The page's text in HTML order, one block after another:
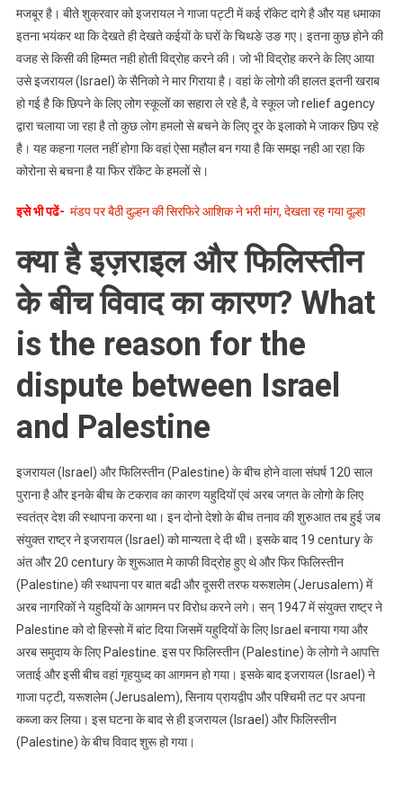
और
फिलिस्तीन
का
आमने
सामने
आ
जाते
क्या
दोनों
विवाद
की
असली
वजह?
मजबूर है। बीते शुक्रवार को इजरायल ने गाजा पट्टी में कई रॉकेट दागे है और यह धमाका
इतना भयंकर था कि देखते ही देखते कईयों के घरों के चिथङे उङ गए। इतना कुछ होने की
वजह से किसी की हिम्मत नही होती विद्रोह करने की। जो भी विद्रोह करने के लिए आया
उसे इजरायल (Israel) के सैनिको ने मार गिराया है। वहां के लोगो की हालत इतनी खराब
हो गई है कि छिपने के लिए लोग स्कूलों का सहारा ले रहे है, वे स्कूल जो relief agency
द्वारा चलाया जा रहा है तो कुछ लोग हमलो से बचने के लिए दूर के इलाको मे जाकर छिप रहे
है। यह कहना गलत नहीं होगा कि वहां ऐसा महौल बन गया है कि समझ नही आ रहा कि
कोरोना से बचना है या फिर रॉकेट के हमलों से।
इसे भी पढें- मंडप पर बैठी दुल्हन की सिरफिरे आशिक ने भरी मांग, देखता रह गया दूल्हा
क्या है इज़राइल और फिलिस्तीन
के बीच विवाद का कारण? What
is the reason for the
dispute between Israel
and Palestine
इजरायल (Israel) और फिलिस्तीन (Palestine) के बीच होने वाला संघर्ष 120 साल
पुराना है और इनके बीच के टकराव का कारण यहुदियों एवं अरब जगत के लोगो के लिए
स्वतंत्र देश की स्थापना करना था। इन दोनो देशो के बीच तनाव की शुरुआत तब हुई जब
संयुक्त राष्ट्र ने इजरायल (Israel) को मान्यता दे दी थी। इसके बाद 19 century के
अंत और 20 century के शुरूआत मे काफी विद्रोह हुए थे और फिर फिलिस्तीन
(Palestine) की स्थापना पर बात बढी और दूसरी तरफ यरूशलेम (Jerusalem) में
अरब नागरिकों ने यहुदियों के आगमन पर विरोध करने लगे। सन् 1947 में संयुक्त राष्ट्र ने
Palestine को दो हिस्सो में बांट दिया जिसमें यहुदियों के लिए Israel बनाया गया और
अरब समुदाय के लिए Palestine. इस पर फिलिस्तीन (Palestine) के लोगो ने आपत्ति
जताई और इसी बीच वहां गृहयुध्द का आगमन हो गया। इसके बाद इजरायल (Israel) ने
गाजा पट्टी, यरूशलेम (Jerusalem), सिनाय प्रायद्वीप और पश्चिमी तट पर अपना
कब्जा कर लिया। इस घटना के बाद से ही इजरायल (Israel) और फिलिस्तीन
(Palestine) के बीच विवाद शुरू हो गया।